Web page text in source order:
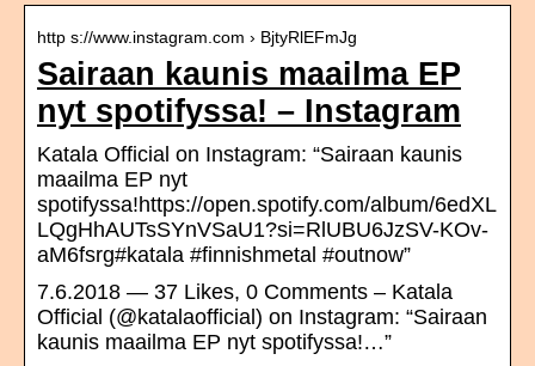
http s://www.instagram.com › BjtyRlEFmJg
Sairaan kaunis maailma EP
nyt spotifyssa! – Instagram
Katala Official on Instagram: “Sairaan kaunis
maailma EP nyt
spotifyssa!https://open.spotify.com/album/6edXL
LQgHhAUTsSYnVSaU1?si=RlUBU6JzSV-KOv-
aM6fsrg#katala #finnishmetal #outnow”
7.6.2018 — 37 Likes, 0 Comments – Katala
Official (@katalaofficial) on Instagram: “Sairaan
kaunis maailma EP nyt spotifyssa!…”